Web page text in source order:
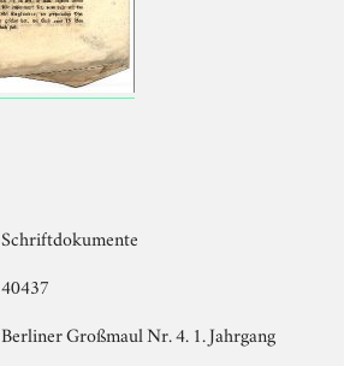
Schriftdokumente
40437
Berliner Großmaul Nr. 4. 1. Jahrgang